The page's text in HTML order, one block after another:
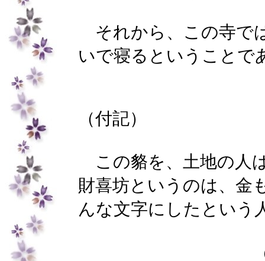
それから、この寺で
いで寝るということで
（付記）
この貉を、土地の人
財喜坊というのは、金
んな文字にしたという